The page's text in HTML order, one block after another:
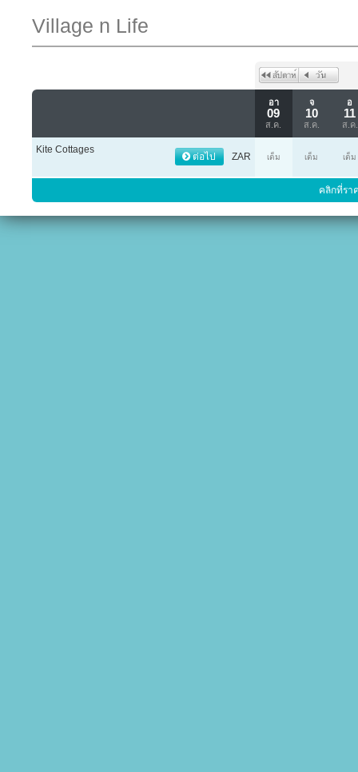
Village n Life
อา
09
ส.ค.
จ
10
ส.ค.
อ
11
ส.ค.
Kite Cottages
ต่อไป ZAR เต็ม เต็ม เต็ม
คลิกที่รา